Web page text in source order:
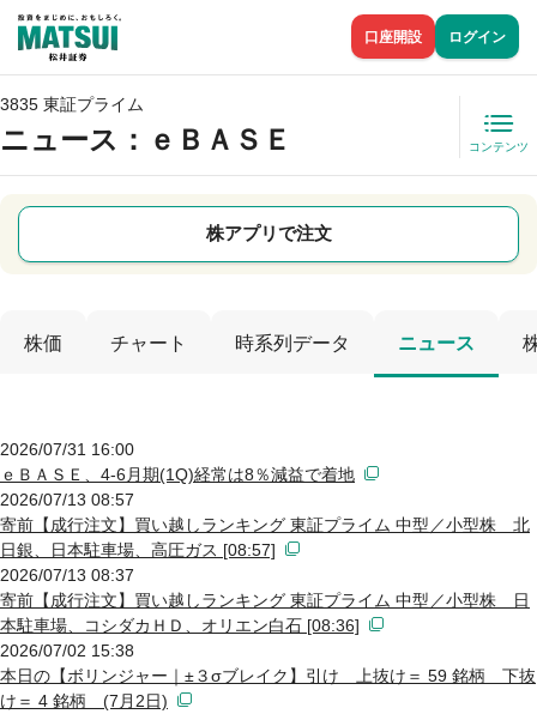
口座開設 ログイン
3835 東証プライム
ニュース ：ｅＢＡＳＥ コンテンツ
株アプリで注文
株価 チャート 時系列データ ニュース
2026/07/31 16:00
ｅＢＡＳＥ、4-6月期(1Q)経常は8％減益で着地
2026/07/13 08:57
寄前【成行注文】買い越しランキング 東証プライム 中型／小型株 北
日銀、日本駐車場、高圧ガス [08:57]
2026/07/13 08:37
寄前【成行注文】買い越しランキング 東証プライム 中型／小型株 日
本駐車場、コシダカＨＤ、オリエン白石 [08:36]
2026/07/02 15:38
本日の【ボリンジャー｜±３σブレイク】引け 上抜け＝ 59 銘柄 下抜
け＝ 4 銘柄 (7月2日)